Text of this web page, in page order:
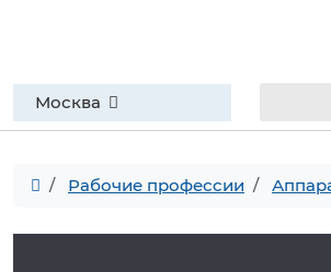
Москва
Рабочие профессии